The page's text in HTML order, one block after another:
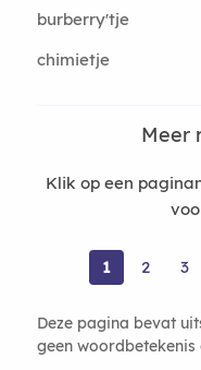
burberry'tje
chimietje
Meer
Klik op een
1 2 3
Deze pagina bevat
geen woordbetekenis